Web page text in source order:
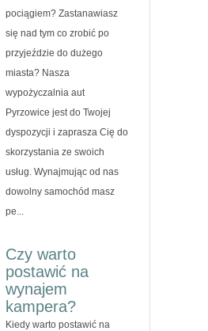
pociągiem? Zastanawiasz
się nad tym co zrobić po
przyjeździe do dużego
miasta? Nasza
wypożyczalnia aut
Pyrzowice jest do Twojej
dyspozycji i zaprasza Cię do
skorzystania ze swoich
usług. Wynajmując od nas
dowolny samochód masz
pe...
Czy warto
postawić na
wynajem
kampera?
Kiedy warto postawić na